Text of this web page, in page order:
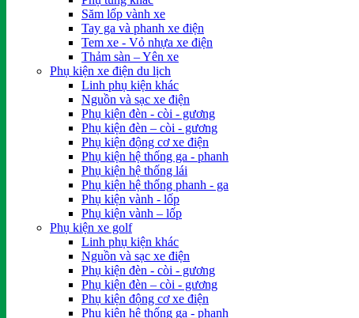
Săm lốp vành xe
Tay ga và phanh xe điện
Tem xe - Vỏ nhựa xe điện
Thảm sàn – Yên xe
Phụ kiện xe điện du lịch
Linh phụ kiện khác
Nguồn và sạc xe điện
Phụ kiện đèn - còi - gương
Phụ kiện đèn – còi - gương
Phụ kiện động cơ xe điện
Phụ kiện hệ thống ga - phanh
Phụ kiện hệ thống lái
Phụ kiện hệ thống phanh - ga
Phụ kiện vành - lốp
Phụ kiện vành – lốp
Phụ kiện xe golf
Linh phụ kiện khác
Nguồn và sạc xe điện
Phụ kiện đèn - còi - gương
Phụ kiện đèn – còi - gương
Phụ kiện động cơ xe điện
Phụ kiện hệ thống ga - phanh